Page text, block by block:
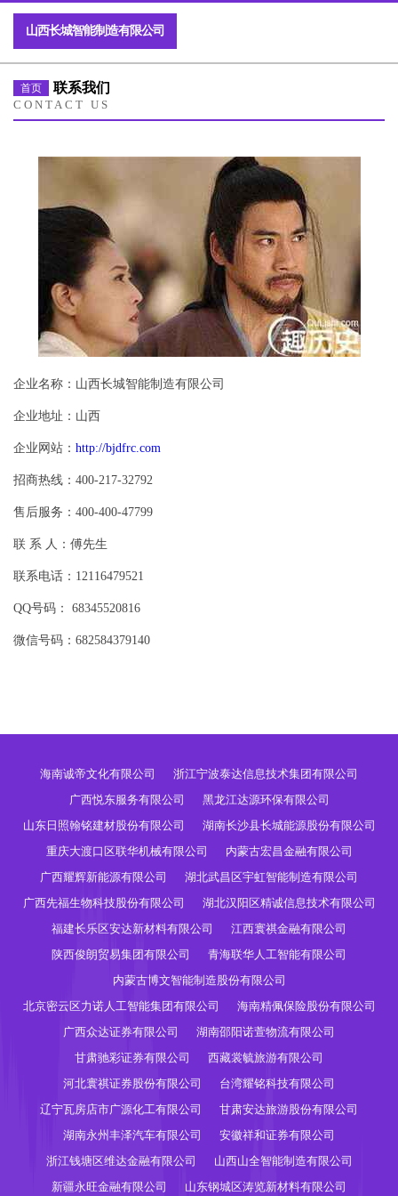
山西长城智能制造有限公司
首页 联系我们
CONTACT US
企业名称：山西长城智能制造有限公司
企业地址：山西
企业网站： http://bjdfrc.com
招商热线：400-217-32792
售后服务：400-400-47799
联 系 人：傅先生
联系电话：12116479521
QQ号码： 68345520816
微信号码：682584379140
海南诚帝文化有限公司
浙江宁波泰达信息技术集团有限公司
广西悦东服务有限公司
黑龙江达源环保有限公司
山东日照翰铭建材股份有限公司
湖南长沙县长城能源股份有限公司
重庆大渡口区联华机械有限公司
内蒙古宏昌金融有限公司
广西耀辉新能源有限公司
湖北武昌区宇虹智能制造有限公司
广西先福生物科技股份有限公司
湖北汉阳区精诚信息技术有限公司
福建长乐区安达新材料有限公司
江西寰祺金融有限公司
陕西俊朗贸易集团有限公司
青海联华人工智能有限公司
内蒙古博文智能制造股份有限公司
北京密云区力诺人工智能集团有限公司
海南精佩保险股份有限公司
广西众达证券有限公司
湖南邵阳诺萱物流有限公司
甘肃驰彩证券有限公司
西藏裳毓旅游有限公司
河北寰祺证券股份有限公司
台湾耀铭科技有限公司
辽宁瓦房店市广源化工有限公司
甘肃安达旅游股份有限公司
湖南永州丰泽汽车有限公司
安徽祥和证券有限公司
浙江钱塘区维达金融有限公司
山西山全智能制造有限公司
新疆永旺金融有限公司
山东钢城区涛览新材料有限公司